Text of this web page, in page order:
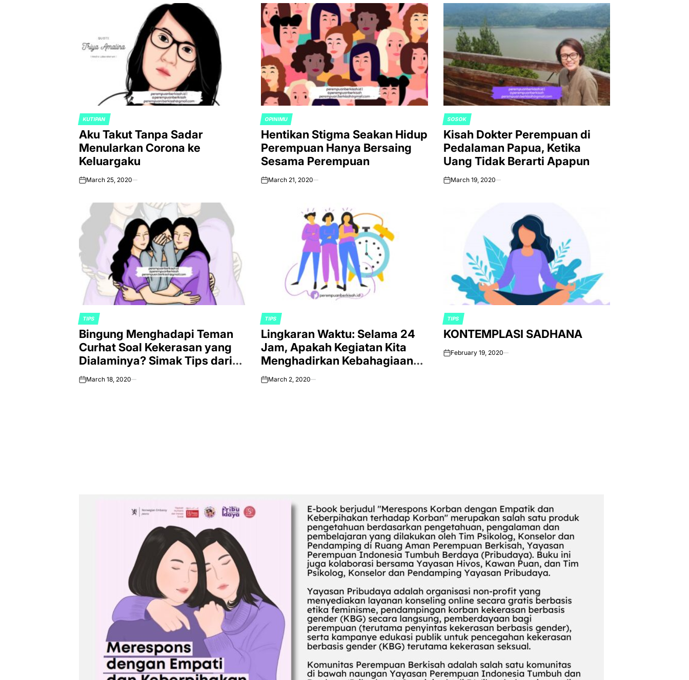
POSTED
IN
KUTIPAN
Aku Takut Tanpa Sadar
Menularkan Corona ke
Keluargaku
onMarch 25, 2020
POSTED
IN
OPINIMU
Hentikan Stigma Seakan Hidup
Perempuan Hanya Bersaing
Sesama Perempuan
onMarch 21, 2020
POSTED
IN
SOSOK
Kisah Dokter Perempuan di
Pedalaman Papua, Ketika
Uang Tidak Berarti Apapun
onMarch 19, 2020
POSTED
IN
TIPS
Bingung Menghadapi Teman
Curhat Soal Kekerasan yang
Dialaminya? Simak Tips dari
Psikolog dan Konselor
Perempuan Berkisah
onMarch 18, 2020
POSTED
IN
TIPS
Lingkaran Waktu: Selama 24
Jam, Apakah Kegiatan Kita
Menghadirkan Kebahagiaan
Emosional?
onMarch 2, 2020
POSTED
IN
TIPS
KONTEMPLASI SADHANA
onFebruary 19, 2020